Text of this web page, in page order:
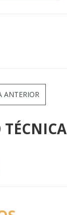
ANTERIOR
TÉCNICA